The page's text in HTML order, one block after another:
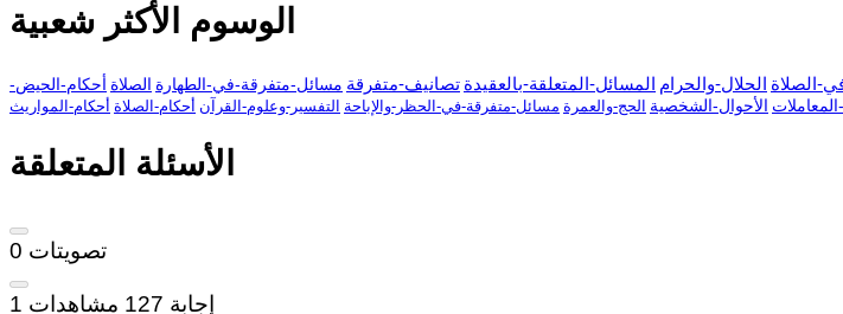
الوسوم الأكثر شعبية
الصلاة الحلال-والحرام المسائل-المتعلقة-بالعقيدة تصانيف-متفرقة مسائل-متفرقة-في-الطهارة الصلاة أحكام-الحيض-
الأحوال-الشخصية الحج-والعمرة مسائل-متفرقة-في-الحظر-والإباحة التفسير-وعلوم-القرآن أحكام-الصلاة أحكام-المواريث
الأسئلة المتعلقة
0 تصويتات
1 إجابة 127 مشاهدات